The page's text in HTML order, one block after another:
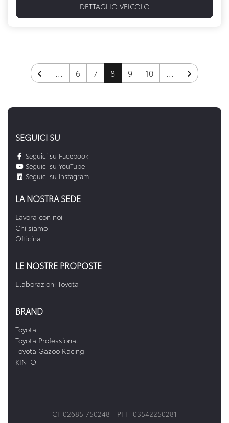
DETTAGLIO VEICOLO
6 7 8 9 10
SEGUICI SU
Seguici su Facebook
Seguici su YouTube
Seguici su Instagram
LA NOSTRA SEDE
Lavora con noi
Chi siamo
Officina
LE NOSTRE PROPOSTE
Elaborazioni Toyota
BRAND
Toyota
Toyota Professional
Toyota Gazoo Racing
KINTO
CF 02685 750248 - PI IT 03542250281